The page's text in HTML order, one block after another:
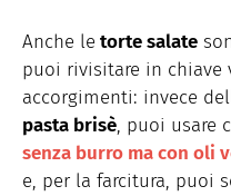
Anche le torte salate
puoi rivisitare in chiave
accorgimenti: invece
pasta brisè, puoi usare
senza burro ma con oli
e, per la farcitura, puoi